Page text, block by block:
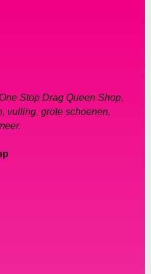
die op de markt
onze topkeuzes voor
soorten pruiken die
- Dit zijn pruiken die
dan hun
Stop Drag Queen Shop,
vulling, grote schoenen,